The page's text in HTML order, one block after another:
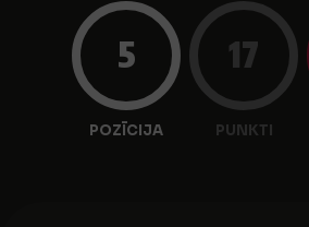
5
POZĪCIJA
17
PUNKTI